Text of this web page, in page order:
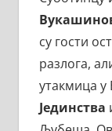
су гости
разлога,
утакмица
Јединства